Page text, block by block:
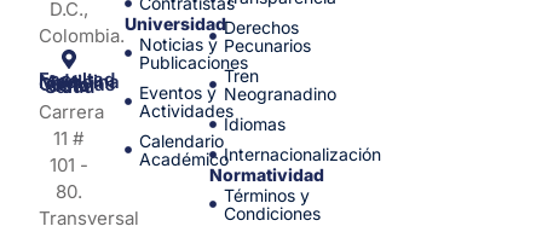
D.C.,
Colombia.
Facultad de Medicina y Ciencias de la Salud
Carrera
11 #
101 -
80.
Transversal
Universidad
Noticias y
Publicaciones
Eventos y
Actividades
Calendario
Académico
Derechos
Pecunarios
Tren
Neogranadino
Idiomas
Internacionalización
Normatividad
Términos y
Condiciones